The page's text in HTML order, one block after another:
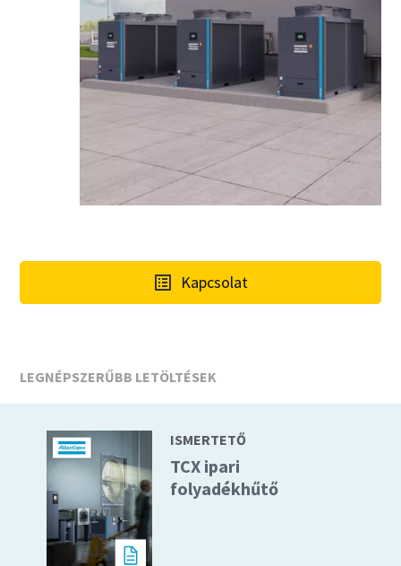
Kapcsolat
LEGNÉPSZERŰBB LETÖLTÉSEK
ISMERTETŐ
TCX ipari
folyadékhűtő